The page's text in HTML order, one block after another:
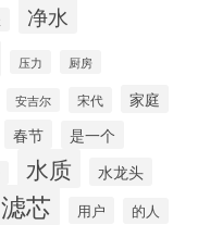
净水
压力 厨房
安吉尔 宋代
家庭
春节 是一个
水质 水龙头
滤芯 用户 的人